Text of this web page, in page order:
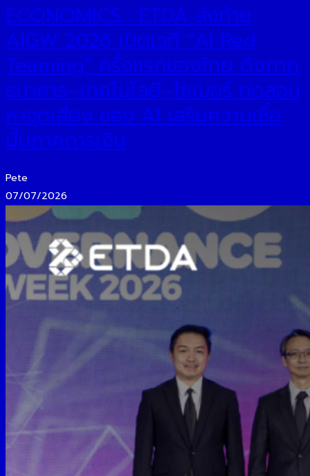
ECONOMICS : ETDA ส่งท้าย
AIGW 2026 เปิดเวที “AI Red
Teaming” ครั้งแรกของไทย ดึงภาค
ธนาคาร–เทคโนโลยี–ไซเบอร์ ทดสอบ
หาจุดเสี่ยง ของ AI เสริมความเชื่อ
มั่นภาคการเงิน
Pete
07/07/2026